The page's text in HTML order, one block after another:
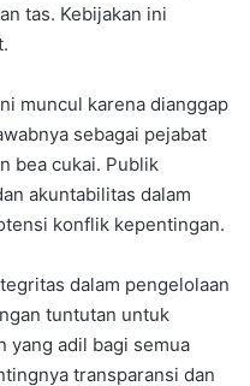
tas. Kebijakan ini
muncul karena dianggap
sebagai pejabat
bea cukai. Publik
akuntabilitas dalam
konflik kepentingan.
dalam pengelolaan
tuntutan untuk
yang adil bagi semua
transparansi dan